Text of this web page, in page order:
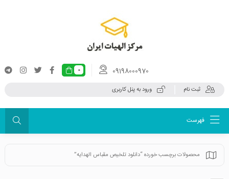
0 09198000970
ثبت نام ورود به پنل کاربری
فهرست
محصولات برچسب خورده “دانلود تلخیص مقباس الهدایه”